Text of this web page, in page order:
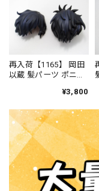
再入荷【1165】 岡田
以蔵 髪パーツ ポニー
¥3,800